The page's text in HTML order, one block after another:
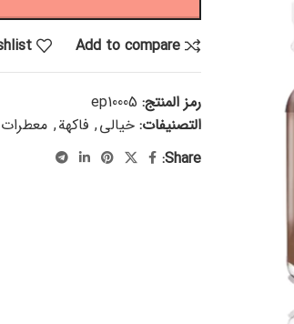
Add to compare
رمز المنتج: ep10005
التصنيفات: خيالي, فاكهة, معطرات
Share: